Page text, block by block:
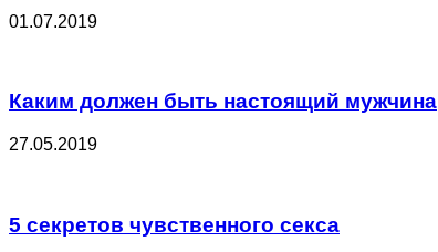
01.07.2019
Каким должен быть настоящий мужчина
27.05.2019
5 секретов чувственного секса